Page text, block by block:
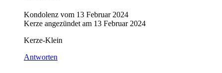
Kondolenz vom 13 Februar 2024
Kerze angezündet am 13 Februar 2024
Kerze-Klein
Antworten